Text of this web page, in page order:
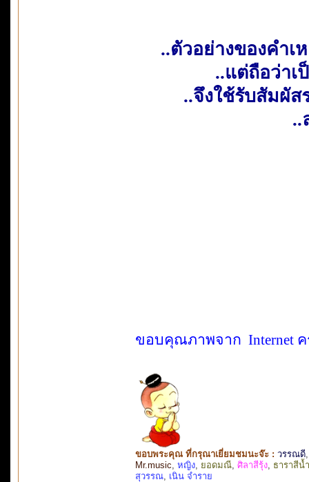
..ตัวอย่างของคำเ
..แต่ถือว่าเ
..จึงใช้รับสัมผัส
..
ขอบคุณภาพจาก Internet
ขอบพระคุณ ที่กรุณาเยี่ยมชมนะจ๊ะ : วรรณดี
Mr.music หญิง ยอดมณี ศิลาสีรุ้ง ธาราสีน้
สุวรรณ เนิน จำราย